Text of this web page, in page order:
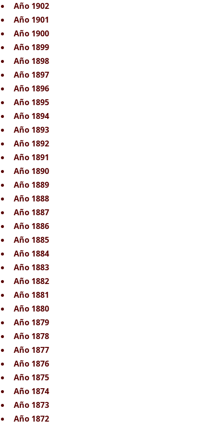
Año 1902
Año 1901
Año 1900
Año 1899
Año 1898
Año 1897
Año 1896
Año 1895
Año 1894
Año 1893
Año 1892
Año 1891
Año 1890
Año 1889
Año 1888
Año 1887
Año 1886
Año 1885
Año 1884
Año 1883
Año 1882
Año 1881
Año 1880
Año 1879
Año 1878
Año 1877
Año 1876
Año 1875
Año 1874
Año 1873
Año 1872